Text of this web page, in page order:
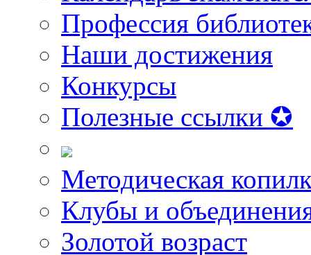
Профессия
Наши достижения
Конкурсы
Полезные ссылки ✪
Методическая
Клубы и
Золотой возраст